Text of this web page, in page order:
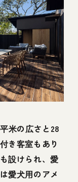
まれる宿】
やすい！
グッズ
やすい宿が
米の広さと28
き客室もあり
設けられ、愛
愛犬用のアメ